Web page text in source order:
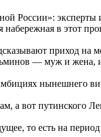
России»:
набережная в этот
приход на
— муж и жена, и
нынешнего
а вот путинского
то есть на